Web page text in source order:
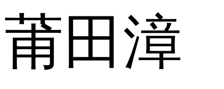
莆田 漳